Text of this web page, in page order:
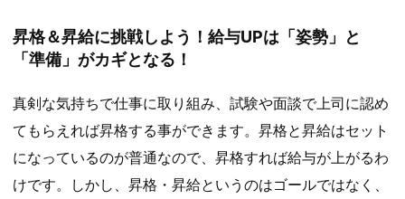
昇格＆昇給に挑戦しよう！給与UPは「姿勢」と
「準備」がカギとなる！
真剣な気持ちで仕事に取り組み、試験や面談で上司に認め
てもらえれば昇格する事ができます。昇格と昇給はセット
になっているのが普通なので、昇格すれば給与が上がるわ
けです。しかし、昇格・昇給というのはゴールではなく、